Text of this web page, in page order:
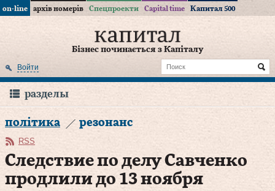
on-line архів номерів Спецпроекти Capital time Капитал 500
Бізнес починається з Капіталу
Войти
разделы
політика резонанс
RSS
Следствие по делу Савченко
продлили до 13 ноября